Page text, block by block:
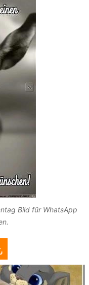
Bild für WhatsApp